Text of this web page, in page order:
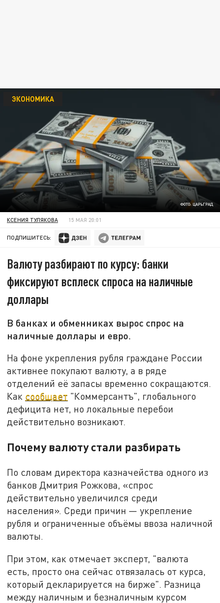
ФОТО: ЦАРЬГРАД
ЭКОНОМИКА
КСЕНИЯ ТУЛЯКОВА 15 МАЯ 20:01
ПОДПИШИТЕСЬ:
Валюту разбирают по курсу: банки
фиксируют всплеск спроса на наличные
доллары
В банках и обменниках вырос спрос на
наличные доллары и евро.
На фоне укрепления рубля граждане России
активнее покупают валюту, а в ряде
отделений её запасы временно сокращаются.
Как сообщает "Коммерсантъ", глобального
дефицита нет, но локальные перебои
действительно возникают.
Почему валюту стали разбирать
По словам директора казначейства одного из
банков Дмитрия Рожкова, «спрос
действительно увеличился среди
населения». Среди причин — укрепление
рубля и ограниченные объёмы ввоза наличной
валюты.
При этом, как отмечает эксперт, "валюта
есть, просто она сейчас отвязалась от курса,
который декларируется на бирже". Разница
между наличным и безналичным курсом